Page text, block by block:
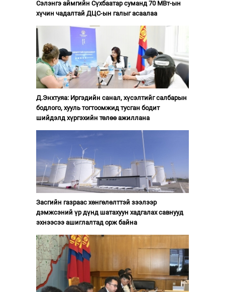
Сэлэнгэ аймгийн Сүхбаатар суманд 70 МВт-ын
хүчин чадалтай ДЦС-ын галыг асаалаа
Д.Энхтуяа: Иргэдийн санал, хүсэлтийг салбарын
бодлого, хууль тогтоомжид тусган бодит
шийдэлд хүргэхийн төлөө ажиллана
Засгийн газраас хөнгөлөлттэй зээлээр
дэмжсэний үр дүнд шатахуун хадгалах савнууд
эхнээсээ ашиглалтад орж байна